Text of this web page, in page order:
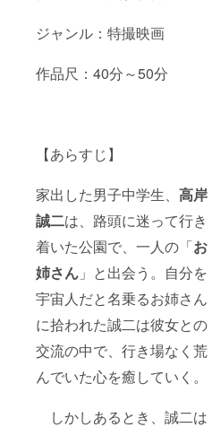
ジャンル：特撮映画
作品尺：40分～50分
【あらすじ】
家出した男子中学生、 高岸
誠二は、路頭に迷って行き
着いた公園で、一人の「お
姉さん 」と出会う。自分を
宇宙人だと名乗るお姉さん
に拾われた誠二は彼女との
交流の中で、行き場なく荒
んでいた心を癒していく。
しかしあるとき、誠二は